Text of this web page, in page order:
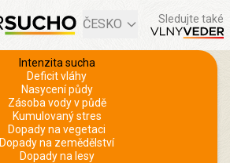
ČESKO Sledujte také
Intenzita sucha
Deficit vláhy
Nasycení půdy
Zásoba vody v půdě
Kumulovaný stres
Dopady na vegetaci
Dopady na zemědělství
Dopady na lesy